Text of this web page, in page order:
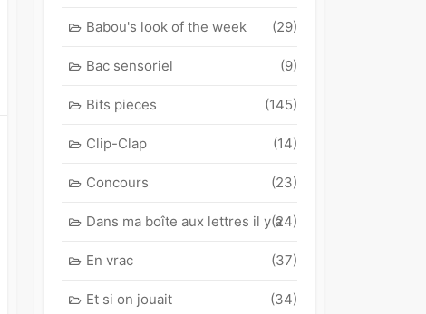
Babou's look of the week (29)
Bac sensoriel (9)
Bits pieces (145)
Clip-Clap (14)
Concours (23)
Dans ma boîte aux lettres il y a(24)
En vrac (37)
Et si on jouait (34)